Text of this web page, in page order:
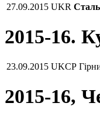
27.09.2015 UKR
2015-16.
23.09.2015 UKCP
2015-16,